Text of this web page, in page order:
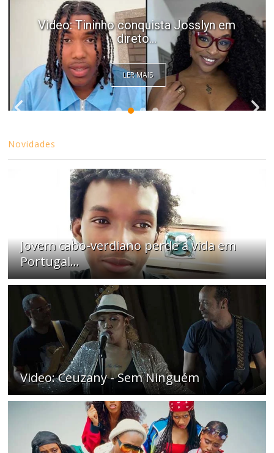
Video: Tininho conquista Josslyn em
direto...
LER MAIS
Novidades
Jovem cabo-verdiano perde a vida em
Portugal...
Video: Ceuzany - Sem Ninguém